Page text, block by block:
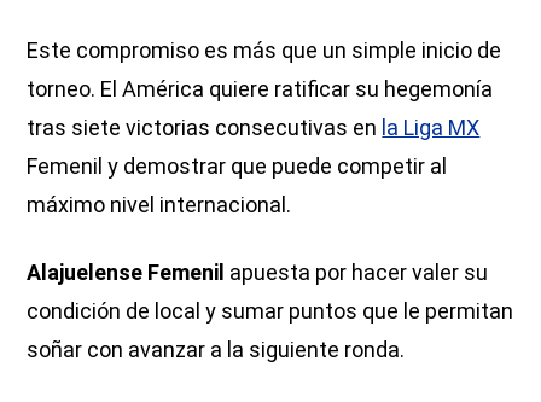
Este compromiso es más que un simple inicio de
torneo. El América quiere ratificar su hegemonía
tras siete victorias consecutivas en la Liga MX
Femenil y demostrar que puede competir al
máximo nivel internacional.
Alajuelense Femenil apuesta por hacer valer su
condición de local y sumar puntos que le permitan
soñar con avanzar a la siguiente ronda.